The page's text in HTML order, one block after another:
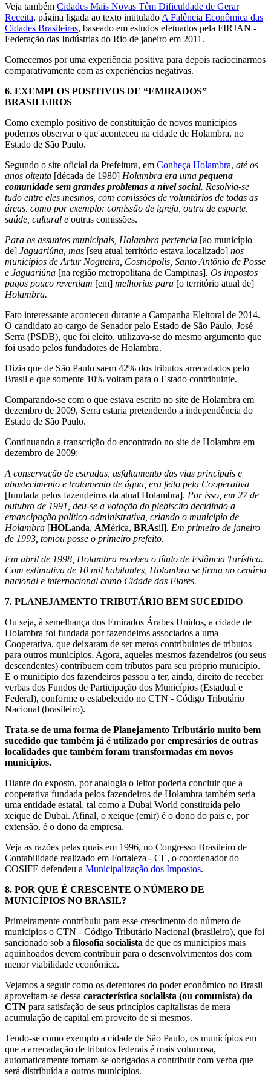
Veja também Cidades Mais Novas Têm Dificuldade de Gerar
Receita, página ligada ao texto intitulado A Falência Econômica das
Cidades Brasileiras, baseado em estudos efetuados pela FIRJAN -
Federação das Indústrias do Rio de janeiro em 2011.
Comecemos por uma experiência positiva para depois raciocinarmos
comparativamente com as experiências negativas.
6. EXEMPLOS POSITIVOS DE “EMIRADOS”
BRASILEIROS
Como exemplo positivo de constituição de novos municípios
podemos observar o que aconteceu na cidade de Holambra, no
Estado de São Paulo.
Segundo o site oficial da Prefeitura, em Conheça Holambra, até os
anos oitenta [década de 1980] Holambra era uma pequena
comunidade sem grandes problemas a nível social. Resolvia-se
tudo entre eles mesmos, com comissões de voluntários de todas as
áreas, como por exemplo: comissão de igreja, outra de esporte,
saúde, cultural e outras comissões.
Para os assuntos municipais, Holambra pertencia [ao município
de] Jaguariúna, mas [seu atual território estava localizado] nos
municípios de Artur Nogueira, Cosmópolis, Santo Antônio de Posse
e Jaguariúna [na região metropolitana de Campinas]. Os impostos
pagos pouco revertiam [em] melhorias para [o território atual de]
Holambra.
Fato interessante aconteceu durante a Campanha Eleitoral de 2014.
O candidato ao cargo de Senador pelo Estado de São Paulo, José
Serra (PSDB), que foi eleito, utilizava-se do mesmo argumento que
foi usado pelos fundadores de Holambra.
Dizia que de São Paulo saem 42% dos tributos arrecadados pelo
Brasil e que somente 10% voltam para o Estado contribuinte.
Comparando-se com o que estava escrito no site de Holambra em
dezembro de 2009, Serra estaria pretendendo a independência do
Estado de São Paulo.
Continuando a transcrição do encontrado no site de Holambra em
dezembro de 2009:
A conservação de estradas, asfaltamento das vias principais e
abastecimento e tratamento de água, era feito pela Cooperativa
[fundada pelos fazendeiros da atual Holambra]. Por isso, em 27 de
outubro de 1991, deu-se a votação do plebiscito decidindo a
emancipação político-administrativa, criando o município de
Holambra [HOLanda, AMérica, BRAsil]. Em primeiro de janeiro
de 1993, tomou posse o primeiro prefeito.
Em abril de 1998, Holambra recebeu o título de Estância Turística.
Com estimativa de 10 mil habitantes, Holambra se firma no cenário
nacional e internacional como Cidade das Flores.
7. PLANEJAMENTO TRIBUTÁRIO BEM SUCEDIDO
Ou seja, à semelhança dos Emirados Árabes Unidos, a cidade de
Holambra foi fundada por fazendeiros associados a uma
Cooperativa, que deixaram de ser meros contribuintes de tributos
para outros municípios. Agora, aqueles mesmos fazendeiros (ou seus
descendentes) contribuem com tributos para seu próprio município.
E o município dos fazendeiros passou a ter, ainda, direito de receber
verbas dos Fundos de Participação dos Municípios (Estadual e
Federal), conforme o estabelecido no CTN - Código Tributário
Nacional (brasileiro).
Trata-se de uma forma de Planejamento Tributário muito bem
sucedido que também já é utilizado por empresários de outras
localidades que também foram transformadas em novos
municípios.
Diante do exposto, por analogia o leitor poderia concluir que a
cooperativa fundada pelos fazendeiros de Holambra também seria
uma entidade estatal, tal como a Dubai World constituída pelo
xeique de Dubai. Afinal, o xeique (emir) é o dono do país e, por
extensão, é o dono da empresa.
Veja as razões pelas quais em 1996, no Congresso Brasileiro de
Contabilidade realizado em Fortaleza - CE, o coordenador do
COSIFE defendeu a Municipalização dos Impostos.
8. POR QUE É CRESCENTE O NÚMERO DE
MUNICÍPIOS NO BRASIL?
Primeiramente contribuiu para esse crescimento do número de
municípios o CTN - Código Tributário Nacional (brasileiro), que foi
sancionado sob a filosofia socialista de que os municípios mais
aquinhoados devem contribuir para o desenvolvimentos dos com
menor viabilidade econômica.
Vejamos a seguir como os detentores do poder econômico no Brasil
aproveitam-se dessa característica socialista (ou comunista) do
CTN para satisfação de seus princípios capitalistas de mera
acumulação de capital em proveito de si mesmos.
Tendo-se como exemplo a cidade de São Paulo, os municípios em
que a arrecadação de tributos federais é mais volumosa,
automaticamente tornam-se obrigados a contribuir com verba que
será distribuída a outros municípios.